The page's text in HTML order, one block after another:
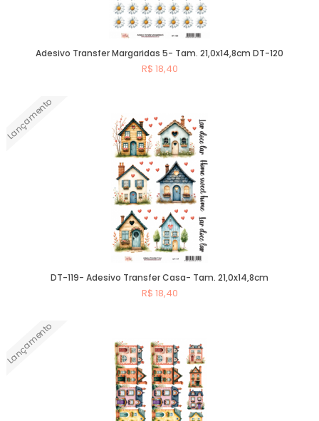
Adesivo Transfer Margaridas 5- Tam. 21,0x14,8cm DT-120
R$ 18,40
Lançamento
DT-119- Adesivo Transfer Casa- Tam. 21,0x14,8cm
R$ 18,40
Lançamento